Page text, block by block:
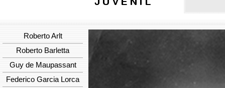
Roberto Arlt
Roberto Barletta
Guy de Maupassant
Federico Garcia Lorca